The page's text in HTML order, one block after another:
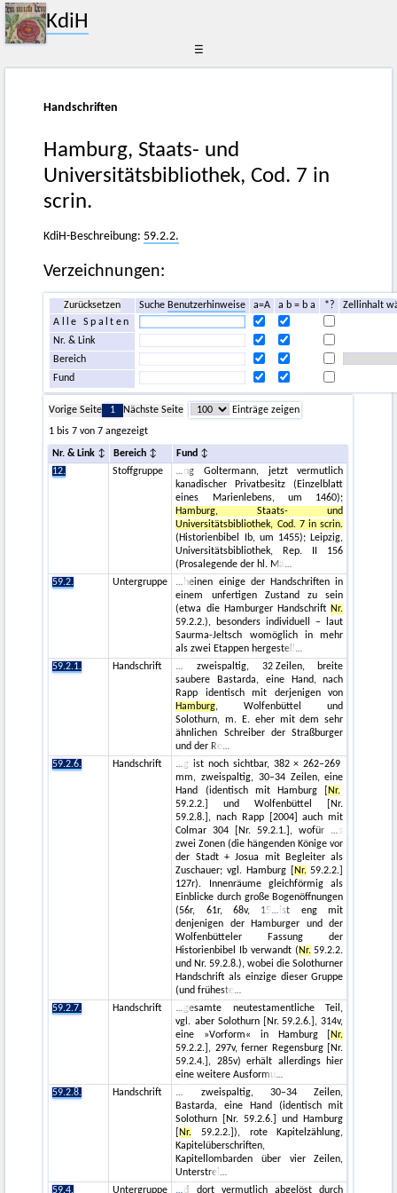
KdiH
☰
Handschriften
Hamburg, Staats- und
Universitätsbibliothek, Cod. 7 in
scrin.
KdiH-Beschreibung: 59.2.2.
Verzeichnungen:
Zurücksetzen Suche Benutzerhinweise a=A a b = b a *?
Zellinhalt
Alle Spalten
Nr. & Link
Bereich
Fund
Vorige Seite 1 Nächste Seite
Einträge zeigen
1 bis 7 von 7 angezeigt
Nr. & Link Bereich
Fund
12.
Stoffgruppe
ng Goltermann, jetzt vermutlich
kanadischer Privatbesitz (Einzelblatt
eines Marienlebens, um 1460);
Hamburg, Staats- und
Universitätsbibliothek, Cod. 7 in scrin.
(Historienbibel Ib, um 1455); Leipzig,
Universitätsbibliothek, Rep. II 156
(Prosalegende der hl. Ma
59.2.
Untergruppe
heinen einige der Handschriften in
einem unfertigen Zustand zu sein
(etwa die Hamburger Handschrift Nr.
59.2.2.), besonders individuell – laut
Saurma-Jeltsch womöglich in mehr
als zwei Etappen hergestell
59.2.1.
Handschrift
zweispaltig, 32 Zeilen, breite
saubere Bastarda, eine Hand, nach
Rapp identisch mit derjenigen von
Hamburg, Wolfenbüttel und
Solothurn, m. E. eher mit dem sehr
ähnlichen Schreiber der Straßburger
und der Re
59.2.6.
Handschrift
g ist noch sichtbar, 382 × 262–269
mm, zweispaltig, 30–34 Zeilen, eine
Hand (identisch mit Hamburg [ Nr.
59.2.2.] und Wolfenbüttel [Nr.
59.2.8.], nach Rapp [2004] auch mit
Colmar 304 [Nr. 59.2.1.], wofür
s
zwei Zonen (die hängenden Könige vor
der Stadt + Josua mit Begleiter als
Zuschauer; vgl. Hamburg [
Nr.59.2.2.]
127r). Innenräume gleichförmig als
Einblicke durch große Bogenöffnungen
(56r, 61r, 68v, 15
ist eng mit
denjenigen der Hamburger und der
Wolfenbütteler Fassung der
Historienbibel Ib verwandt (Nr.59.2.2.
und Nr. 59.2.8.), wobei die Solothurner
Handschrift als einzige dieser Gruppe
(und früheste
59.2.7.
Handschrift
gesamte neutestamentliche Teil,
vgl. aber Solothurn [Nr. 59.2.6.], 314v,
eine »Vorform« in Hamburg [ Nr.
59.2.2.], 297v, ferner Regensburg [Nr.
59.2.4.], 285v) erhält allerdings hier
eine weitere Ausformu
59.2.8.
Handschrift
zweispaltig, 30–34 Zeilen,
Bastarda, eine Hand (identisch mit
Solothurn [Nr. 59.2.6.] und Hamburg
Nr. 59.2.2.]), rote Kapitelzählung,
Kapitelüberschriften,
Kapitellombarden über vier Zeilen,
Unterstrei
59.4.
Untergruppe d dort vermutlich abgelöst durch